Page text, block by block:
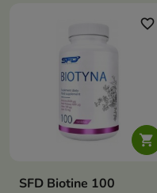

favorite_border
SFD Biotine 100